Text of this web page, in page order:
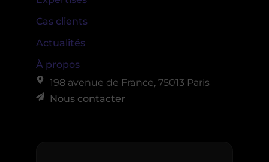
Cas clients
Actualités
À propos
198 avenue de France, 75013 Paris
Nous contacter